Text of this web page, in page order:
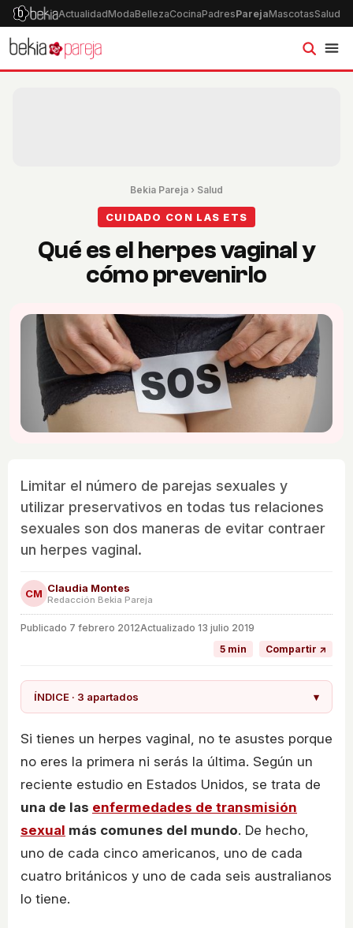
ActualidadModaBellezaCocinaPadresParejaMascotasSalud
Bekia Pareja › Salud
CUIDADO CON LAS ETS
Qué es el herpes vaginal y
cómo prevenirlo
Limitar el número de parejas sexuales y
utilizar preservativos en todas tus relaciones
sexuales son dos maneras de evitar contraer
un herpes vaginal.
CM Claudia Montes
Redacción Bekia Pareja
Publicado 7 febrero 2012Actualizado 13 julio 2019
5 min
Compartir ↗
ÍNDICE · 3 apartados ▾
Si tienes un herpes vaginal, no te asustes porque
no eres la primera ni serás la última. Según un
reciente estudio en Estados Unidos, se trata de
una de las enfermedades de transmisión
sexual más comunes del mundo. De hecho,
uno de cada cinco americanos, uno de cada
cuatro británicos y uno de cada seis australianos
lo tiene.